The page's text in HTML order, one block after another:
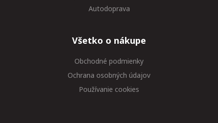
Autodoprava
Všetko o nákupe
Obchodné podmienky
Ochrana osobných údajov
Používanie cookies